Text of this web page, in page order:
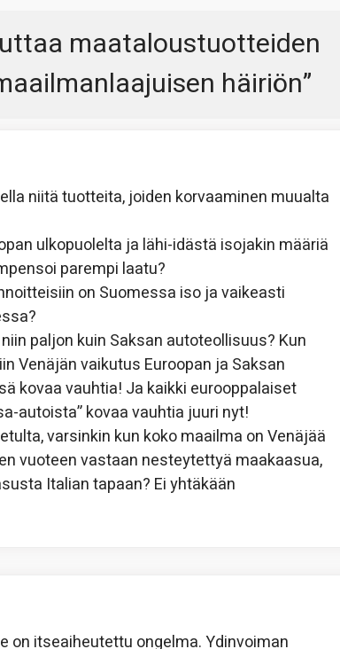
maataloustuotteiden
häiriön”
niitä tuotteita, joiden korvaaminen muualta
ulkopuolelta ja lähi-idästä isojakin määriä
parempi laatu?
on Suomessa iso ja vaikeasti
paljon kuin Saksan autoteollisuus? Kun
Venäjän vaikutus Euroopan ja Saksan
kovaa vauhtia! Ja kaikki eurooppalaiset
autoista” kovaa vauhtia juuri nyt!
varsinkin kun koko maailma on Venäjää
vuoteen vastaan nesteytettyä maakaasua,
Italian tapaan? Ei yhtäkään
on itseaiheutettu ongelma. Ydinvoiman